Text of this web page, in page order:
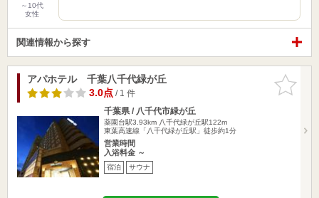
～10代
女性
関連情報から探す
お気に入
りに追加
アパホテル 千葉八千代緑が丘
3.0点/ 1 件
千葉県 / 八千代市緑が丘
薬園台駅3.93km 八千代緑が丘駅122m
東葉高速線「八千代緑が丘駅」徒歩約1分
営業時間
入浴料金 ～
宿泊 サウナ